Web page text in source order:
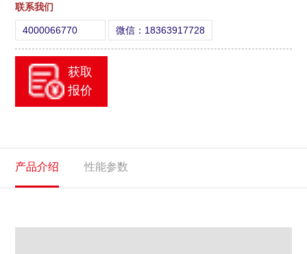
联系我们
4000066770 微信：18363917728
获取
报价
产品介绍 性能参数